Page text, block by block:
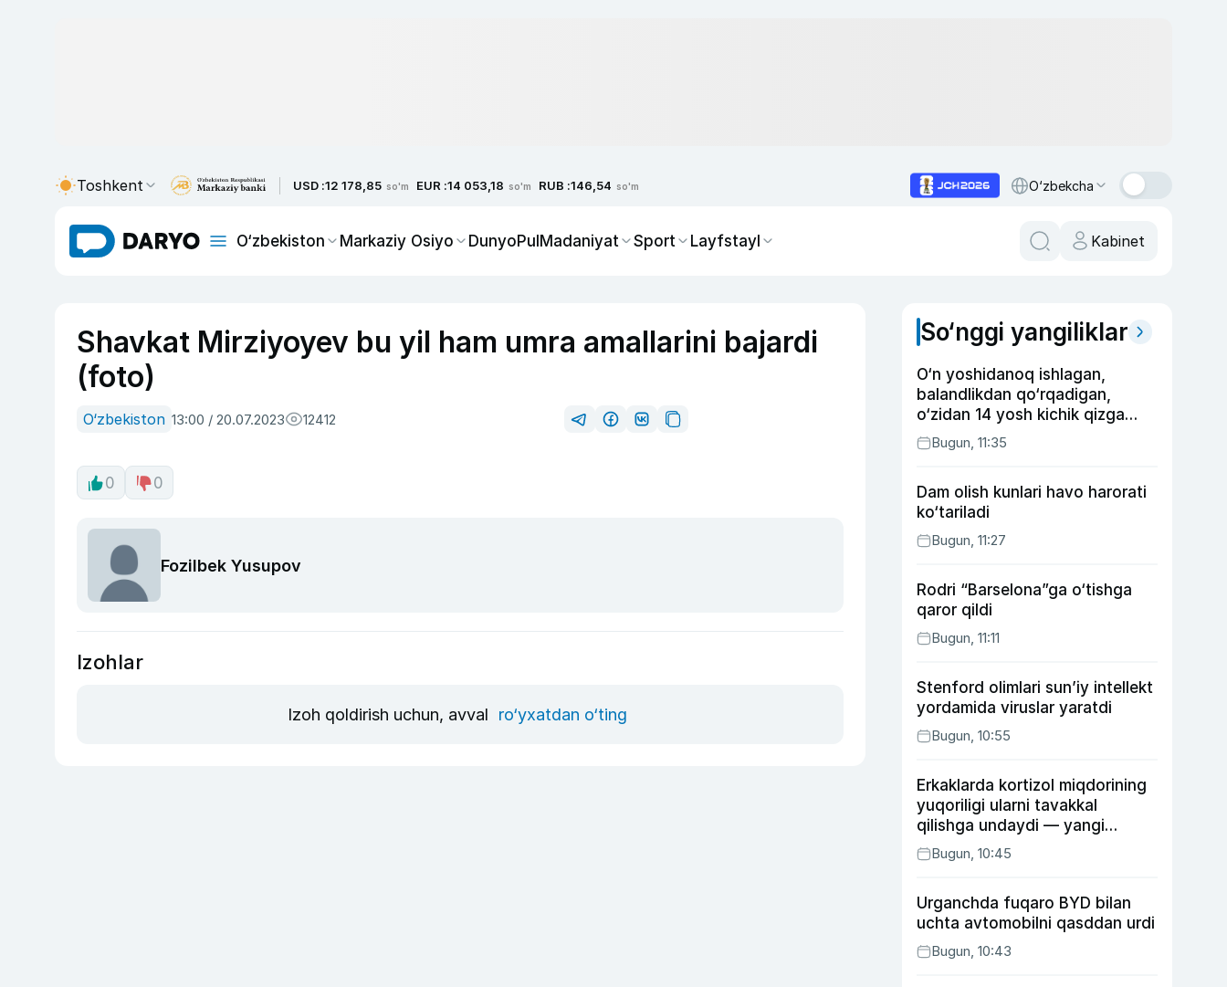
Toshkent USD :12 178,85 so'm EUR :14 053,18 so'm RUB :146,54 so'm O‘zbekcha
O‘zbekiston Markaziy Osiyo DunyoPulMadaniyat Sport Layfstayl Kabinet
Shavkat Mirziyoyev bu yil ham umra amallarini bajardi
(foto)
O‘zbekiston 13:00 / 20.07.2023 12412
0 0
Fozilbek Yusupov
Izohlar
Izoh qoldirish uchun, avval ro‘yxatdan o‘ting
So‘nggi yangiliklar
O‘n yoshidanoq ishlagan,
balandlikdan qo‘rqadigan,
o‘zidan 14 yosh kichik qizga
uylangan Yorqinxo‘ja Umarov
34 yoshda
Bugun, 11:35
Dam olish kunlari havo harorati
ko‘tariladi
Bugun, 11:27
Rodri “Barselona”ga o‘tishga
qaror qildi
Bugun, 11:11
Stenford olimlari sun’iy intellekt
yordamida viruslar yaratdi
Bugun, 10:55
Erkaklarda kortizol miqdorining
yuqoriligi ularni tavakkal
qilishga undaydi — yangi
tadqiqot
Bugun, 10:45
Urganchda fuqaro BYD bilan
uchta avtomobilni qasddan urdi
Bugun, 10:43